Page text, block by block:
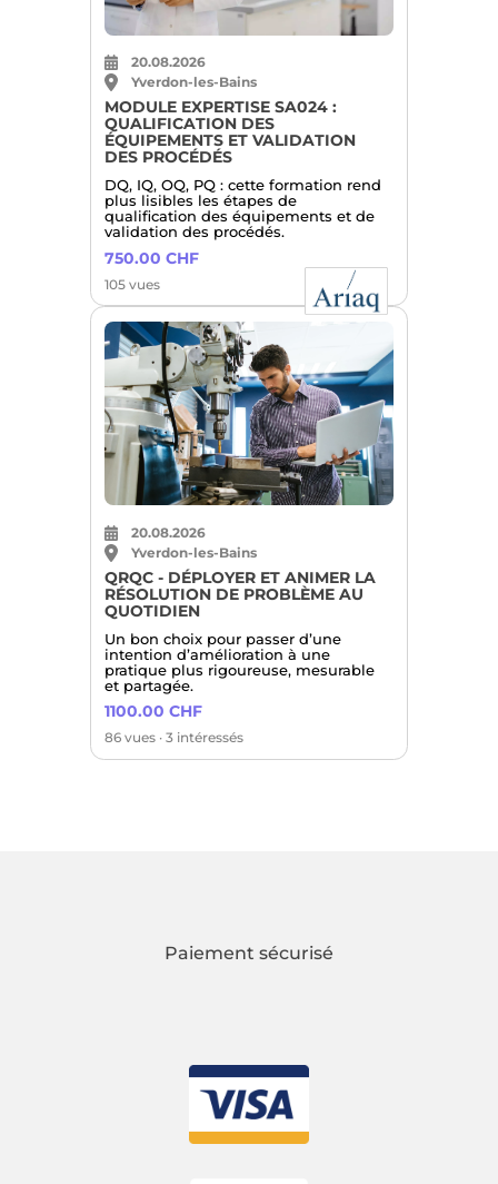
20.08.2026
Yverdon-les-Bains
MODULE EXPERTISE SA024 :
QUALIFICATION DES
ÉQUIPEMENTS ET VALIDATION
DES PROCÉDÉS
DQ, IQ, OQ, PQ : cette formation rend
plus lisibles les étapes de
qualification des équipements et de
validation des procédés.
750.00 CHF
105 vues
20.08.2026
Yverdon-les-Bains
QRQC - DÉPLOYER ET ANIMER LA
RÉSOLUTION DE PROBLÈME AU
QUOTIDIEN
Un bon choix pour passer d’une
intention d’amélioration à une
pratique plus rigoureuse, mesurable
et partagée.
1100.00 CHF
86 vues · 3 intéressés
Paiement sécurisé